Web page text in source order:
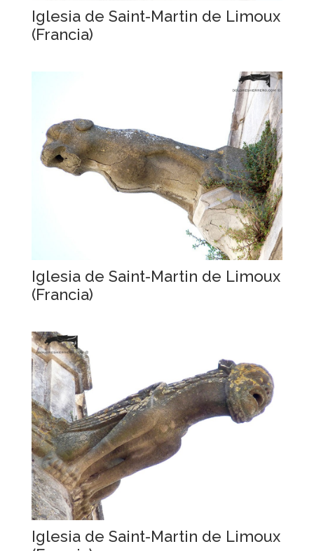
Iglesia de Saint-Martin de Limoux
(Francia)
Iglesia de Saint-Martin de Limoux
(Francia)
Iglesia de Saint-Martin de Limoux